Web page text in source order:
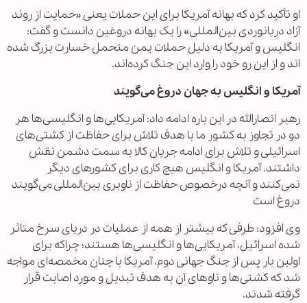
او تأکید کرد که بهانه آمریکا برای این حملات یعنی «حمایت از روند
آزاد دریانوردی بین‌المللی» را یک بهانه دروغین دانست و گفت:
انگلیس و آمریکا به دلیل حملات یمن متحمل خسارت بزرگ شده
اند و از این رو خود را وارد این جنگ کرده‌اند.
آمریکا و انگلیس به جهان دروغ می‌گویند
رهبر انصارالله در این باره ادامه داد: آمریکایی‌ها و انگلیسی‌ها هر
دو در تجاوز به کشور ما با هدف تلاش برای حفاظت از کشتی‌های
اسرائیلی و تلاش برای ادامه جریان کالا به سمت دشمن نقش
داشتند. آمریکا و انگلیس هیچ کاری برای کشورهای دیگر
نمی‌کنند و آنچه درخصوص حفاظت از ناوبری بین‌المللی می‌گویند
دروغ است
وی افزود: طرفی که بیشتر از همه از عملیات در دریای سرخ متاثر
شده اسرائیل، آمریکایی‌ها و انگلیسی‌ها هستند؛ چراکه برای
اولین بار پس از جنگ جهانی دوم، آمریکا با چنان مخمصه‌ای مواجه
شد که کشتی‌ها و ناوهای آن به هدف تبدیل و مورد اصابت قرار
گرفته شدند.